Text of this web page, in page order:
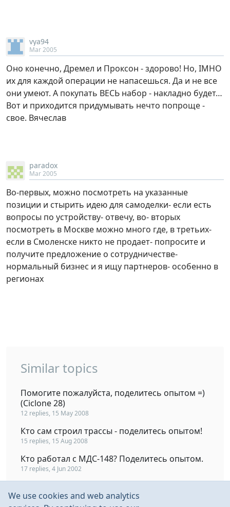
vya94
Mar 2005
Оно конечно, Дремел и Проксон - здорово! Но, IMHO
их для каждой операции не напасешься. Да и не все
они умеют. А покупать ВЕСЬ набор - накладно будет…
Вот и приходится придумывать нечто попроще -
свое. Вячеслав
paradox
Mar 2005
Во-первых, можно посмотреть на указанные
позиции и стырить идею для самоделки- если есть
вопросы по устройству- отвечу, во- вторых
посмотреть в Москве можно много где, в третьих-
если в Смоленске никто не продает- попросите и
получите предложение о сотрудничестве-
нормальный бизнес и я ищу партнеров- особенно в
регионах
Similar topics
Помогите пожалуйста, поделитесь опытом =)
(Ciclone 28)
12 replies, 15 May 2008
Кто сам строил трассы - поделитесь опытом!
15 replies, 15 Aug 2008
Кто работал с МДС-148? Поделитесь опытом.
17 replies, 4 Jun 2002
элероны и прочее)
We use cookies and web analytics